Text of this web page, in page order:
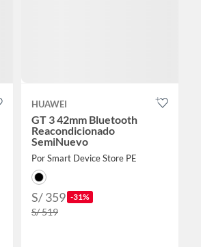
HUAWEI
GT 3 42mm Bluetooth
Reacondicionado
SemiNuevo
Por Smart Device Store PE
S/ 359 -31%
S/ 519